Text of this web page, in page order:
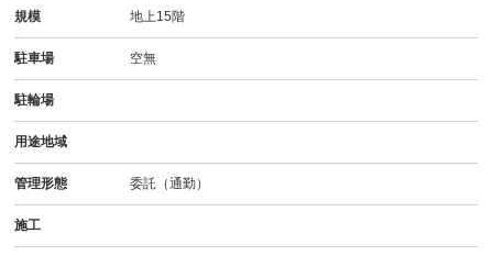
規模 地上15階
駐車場 空無
駐輪場
用途地域
管理形態 委託（通勤）
施工